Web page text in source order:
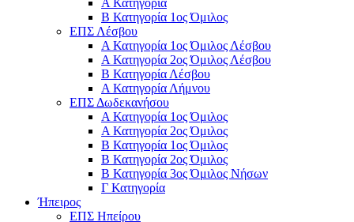
Α Κατηγορία
Β Κατηγορία 1ος Όμιλος
ΕΠΣ Λέσβου
Α Κατηγορία 1ος Όμιλος Λέσβου
Α Κατηγορία 2ος Όμιλος Λέσβου
B Κατηγορία Λέσβου
Α Κατηγορία Λήμνου
ΕΠΣ Δωδεκανήσου
Α Κατηγορία 1ος Όμιλος
Α Κατηγορία 2ος Όμιλος
Β Κατηγορία 1ος Όμιλος
Β Κατηγορία 2ος Όμιλος
Β Κατηγορία 3ος Όμιλος Νήσων
Γ Κατηγορία
Ήπειρος
ΕΠΣ Ηπείρου